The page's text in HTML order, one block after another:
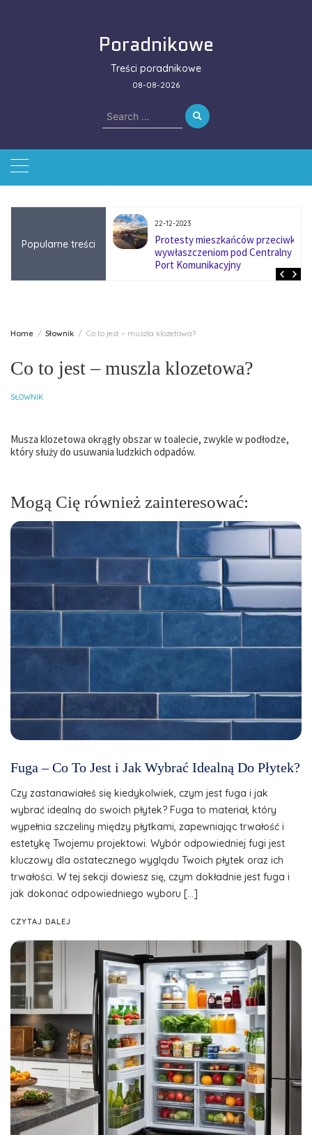
Poradnikowe
Treści poradnikowe
08-08-2026
Search
for:
Popularne treści
się na zmianę
w firmach
22-12-2023
Protesty mieszkańców przeciwko
wywłaszczeniom pod Centralny
Port Komunikacyjny
Home Słownik Co to jest – muszla klozetowa?
Co to jest – muszla klozetowa?
SŁOWNIK
Musza klozetowa okrągły obszar w toalecie, zwykle w podłodze,
który służy do usuwania ludzkich odpadów.
Mogą Cię również zainteresować:
Fuga – Co To Jest i Jak Wybrać Idealną Do Płytek?
Czy zastanawiałeś się kiedykolwiek, czym jest fuga i jak
wybrać idealną do swoich płytek? Fuga to materiał, który
wypełnia szczeliny między płytkami, zapewniając trwałość i
estetykę Twojemu projektowi. Wybór odpowiedniej fugi jest
kluczowy dla ostatecznego wyglądu Twoich płytek oraz ich
trwałości. W tej sekcji dowiesz się, czym dokładnie jest fuga i
jak dokonać odpowiedniego wyboru […]
CZYTAJ DALEJ